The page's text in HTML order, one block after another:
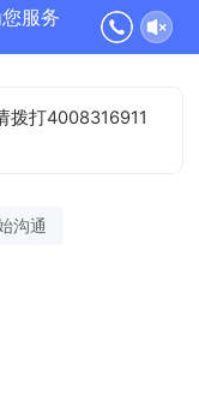
服务
拨打4008316911
沟通